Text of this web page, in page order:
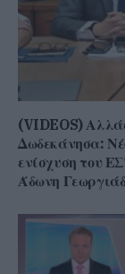
(VIDEOS)
Δωδεκάνησα:
ενίσχυση του
Άδωνη